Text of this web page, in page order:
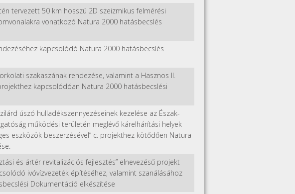
tervezett 50 km hosszú 2D szeizmikus felmérési
vonatkozó Natura 2000 hatásbecslés
kapcsolódó Natura 2000 hatásbecslés
szakaszának rendezése, valamint a Hasznos II.
kapcsolódóan Natura 2000 hatásbecslési
úszó hulladékszennyezéseinek kezelése az Észak-
működési területén meglévő kárelhárítási helyek
eszközök beszerzésével” c. projekthez kötődően Natura
és ártér revitalizációs fejlesztés” elnevezésű projekt
ivóvízvezeték építéséhez, valamint szanálásához
Dokumentáció elkészítése